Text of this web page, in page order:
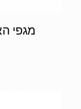
מגפי